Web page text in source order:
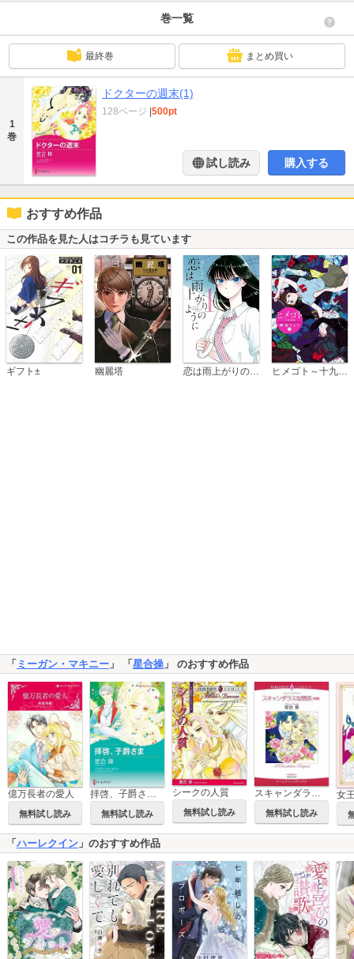
巻一覧
最終巻 まとめ買い
1
巻
ドクターの週末(1)
128ページ 500pt
試し読み 購入する
おすすめ作品
この作品を見た人はコチラも見ています
ギフト± 幽麗塔 恋は雨上がりのように ヒメゴト～十九歳の制服～
「 ミーガン・マキニー 」 「 星合操 」 のおすすめ作品
億万長者の愛人
無料試し読み
拝啓、子爵さま / レディ・ラブレスを探して
無料試し読み
シークの人質
無料試し読み
スキャンダラスな関係
無料試し読み
「ハーレクイン 」のおすすめ作品